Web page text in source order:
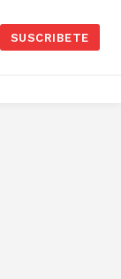
SUSCRIBETE